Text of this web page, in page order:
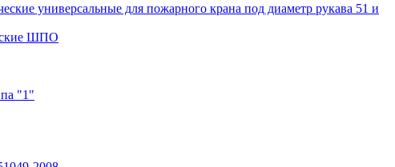
универсальные для пожарного крана под диаметр рукава 51 и
ШПО
"1"